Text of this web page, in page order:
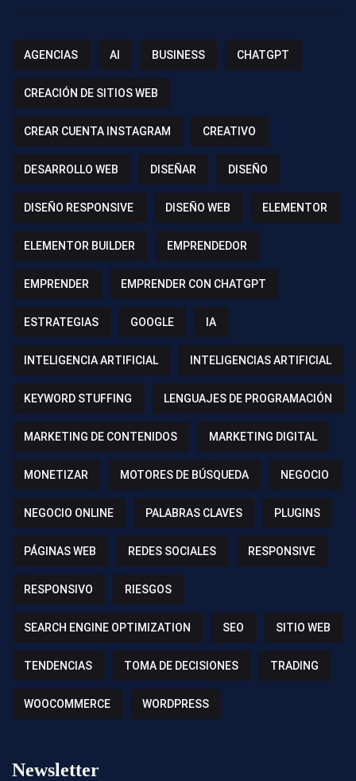
AGENCIAS AI BUSINESS CHATGPT
CREACIÓN DE SITIOS WEB
CREAR CUENTA INSTAGRAM CREATIVO
DESARROLLO WEB DISEÑAR DISEÑO
DISEÑO RESPONSIVE DISEÑO WEB ELEMENTOR
ELEMENTOR BUILDER EMPRENDEDOR
EMPRENDER EMPRENDER CON CHATGPT
ESTRATEGIAS GOOGLE IA
INTELIGENCIA ARTIFICIAL INTELIGENCIAS ARTIFICIAL
KEYWORD STUFFING LENGUAJES DE PROGRAMACIÓN
MARKETING DE CONTENIDOS MARKETING DIGITAL
MONETIZAR MOTORES DE BÚSQUEDA NEGOCIO
NEGOCIO ONLINE PALABRAS CLAVES PLUGINS
PÁGINAS WEB REDES SOCIALES RESPONSIVE
RESPONSIVO RIESGOS
SEARCH ENGINE OPTIMIZATION SEO SITIO WEB
TENDENCIAS TOMA DE DECISIONES TRADING
WOOCOMMERCE WORDPRESS
Newsletter